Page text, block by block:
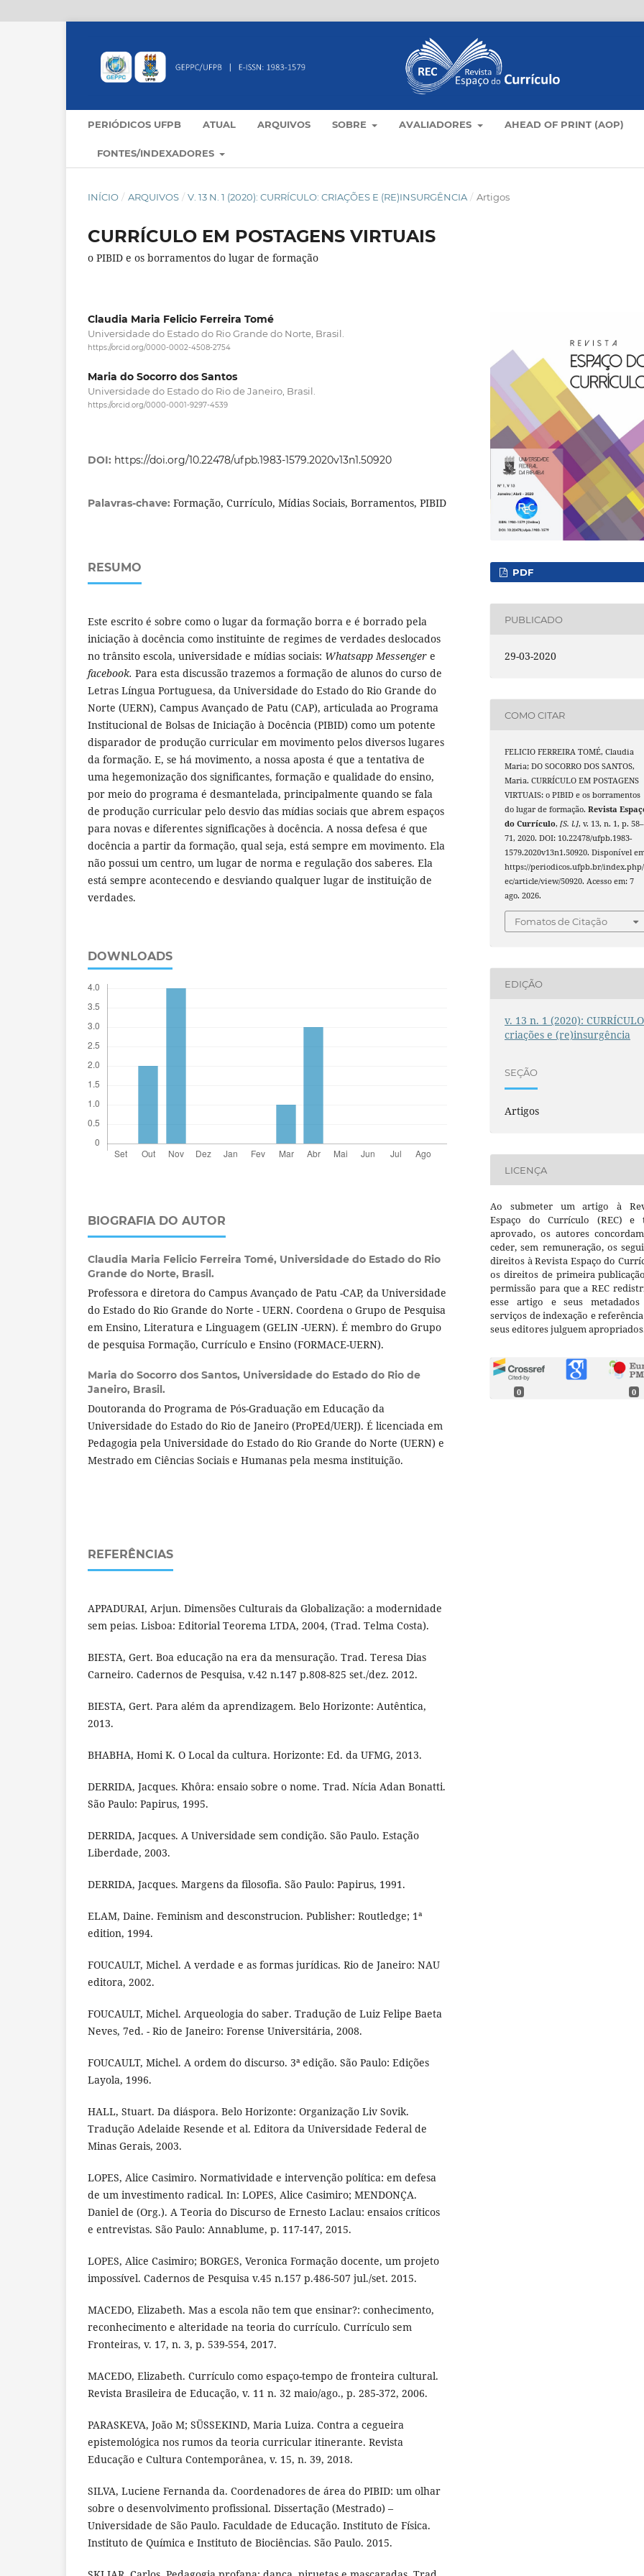
PERIÓDICOS UFPB ATUAL ARQUIVOS SOBRE AVALIADORES AHEAD OF PRINT (AOP)
FONTES/INDEXADORES
INÍCIO / ARQUIVOS / V. 13 N. 1 (2020): CURRÍCULO: CRIAÇÕES E (RE)INSURGÊNCIA / Artigos
CURRÍCULO EM POSTAGENS VIRTUAIS
o PIBID e os borramentos do lugar de formação
Claudia Maria Felicio Ferreira Tomé
Universidade do Estado do Rio Grande do Norte, Brasil.
https://orcid.org/0000-0002-4508-2754
Maria do Socorro dos Santos
Universidade do Estado do Rio de Janeiro, Brasil.
https://orcid.org/0000-0001-9297-4539
DOI: https://doi.org/10.22478/ufpb.1983-1579.2020v13n1.50920
Palavras-chave: Formação, Currículo, Mídias Sociais, Borramentos, PIBID
RESUMO
Este escrito é sobre como o lugar da formação borra e é borrado pela
iniciação à docência como instituinte de regimes de verdades deslocados
no trânsito escola, universidade e mídias sociais: Whatsapp Messenger e
facebook. Para esta discussão trazemos a formação de alunos do curso de
Letras Língua Portuguesa, da Universidade do Estado do Rio Grande do
Norte (UERN), Campus Avançado de Patu (CAP), articulada ao Programa
Institucional de Bolsas de Iniciação à Docência (PIBID) como um potente
disparador de produção curricular em movimento pelos diversos lugares
da formação. E, se há movimento, a nossa aposta é que a tentativa de
uma hegemonização dos significantes, formação e qualidade do ensino,
por meio do programa é desmantelada, principalmente quando se fala
de produção curricular pelo desvio das mídias sociais que abrem espaços
para novas e diferentes significações à docência. A nossa defesa é que
docência a partir da formação, qual seja, está sempre em movimento. Ela
não possui um centro, um lugar de norma e regulação dos saberes. Ela
está sempre acontecendo e desviando qualquer lugar de instituição de
verdades.
DOWNLOADS
BIOGRAFIA DO AUTOR
Claudia Maria Felicio Ferreira Tomé, Universidade do Estado do Rio
Grande do Norte, Brasil.
Professora e diretora do Campus Avançado de Patu -CAP, da Universidade
do Estado do Rio Grande do Norte - UERN. Coordena o Grupo de Pesquisa
em Ensino, Literatura e Linguagem (GELIN -UERN). É membro do Grupo
de pesquisa Formação, Currículo e Ensino (FORMACE-UERN).
Maria do Socorro dos Santos, Universidade do Estado do Rio de
Janeiro, Brasil.
Doutoranda do Programa de Pós-Graduação em Educação da
Universidade do Estado do Rio de Janeiro (ProPEd/UERJ). É licenciada em
Pedagogia pela Universidade do Estado do Rio Grande do Norte (UERN) e
Mestrado em Ciências Sociais e Humanas pela mesma instituição.
REFERÊNCIAS
APPADURAI, Arjun. Dimensões Culturais da Globalização: a modernidade
sem peias. Lisboa: Editorial Teorema LTDA, 2004, (Trad. Telma Costa).
BIESTA, Gert. Boa educação na era da mensuração. Trad. Teresa Dias
Carneiro. Cadernos de Pesquisa, v.42 n.147 p.808-825 set./dez. 2012.
BIESTA, Gert. Para além da aprendizagem. Belo Horizonte: Autêntica,
2013.
BHABHA, Homi K. O Local da cultura. Horizonte: Ed. da UFMG, 2013.
DERRIDA, Jacques. Khôra: ensaio sobre o nome. Trad. Nícia Adan Bonatti.
São Paulo: Papirus, 1995.
DERRIDA, Jacques. A Universidade sem condição. São Paulo. Estação
Liberdade, 2003.
DERRIDA, Jacques. Margens da filosofia. São Paulo: Papirus, 1991.
ELAM, Daine. Feminism and desconstrucion. Publisher: Routledge; 1ª
edition, 1994.
FOUCAULT, Michel. A verdade e as formas jurídicas. Rio de Janeiro: NAU
editora, 2002.
FOUCAULT, Michel. Arqueologia do saber. Tradução de Luiz Felipe Baeta
Neves, 7ed. - Rio de Janeiro: Forense Universitária, 2008.
FOUCAULT, Michel. A ordem do discurso. 3ª edição. São Paulo: Edições
Layola, 1996.
HALL, Stuart. Da diáspora. Belo Horizonte: Organização Liv Sovik.
Tradução Adelaide Resende et al. Editora da Universidade Federal de
Minas Gerais, 2003.
LOPES, Alice Casimiro. Normatividade e intervenção política: em defesa
de um investimento radical. In: LOPES, Alice Casimiro; MENDONÇA.
Daniel de (Org.). A Teoria do Discurso de Ernesto Laclau: ensaios críticos
e entrevistas. São Paulo: Annablume, p. 117-147, 2015.
LOPES, Alice Casimiro; BORGES, Veronica Formação docente, um projeto
impossível. Cadernos de Pesquisa v.45 n.157 p.486-507 jul./set. 2015.
MACEDO, Elizabeth. Mas a escola não tem que ensinar?: conhecimento,
reconhecimento e alteridade na teoria do currículo. Currículo sem
Fronteiras, v. 17, n. 3, p. 539-554, 2017.
MACEDO, Elizabeth. Currículo como espaço-tempo de fronteira cultural.
Revista Brasileira de Educação, v. 11 n. 32 maio/ago., p. 285-372, 2006.
PARASKEVA, João M; SÜSSEKIND, Maria Luiza. Contra a cegueira
epistemológica nos rumos da teoria curricular itinerante. Revista
Educação e Cultura Contemporânea, v. 15, n. 39, 2018.
SILVA, Luciene Fernanda da. Coordenadores de área do PIBID: um olhar
sobre o desenvolvimento profissional. Dissertação (Mestrado) –
Universidade de São Paulo. Faculdade de Educação. Instituto de Física.
Instituto de Química e Instituto de Biociências. São Paulo. 2015.
PDF
PUBLICADO
29-03-2020
COMO CITAR
FELICIO FERREIRA TOMÉ, Claudia
Maria; DO SOCORRO DOS SANTOS,
Maria. CURRÍCULO EM POSTAGENS
VIRTUAIS: o PIBID e os borramentos
do lugar de formação.Revista
do Currículo,[S. l.], v. 13, n. 1, p. 58–
71, 2020. DOI: 10.22478/ufpb.1983-
1579.2020v13n1.50920. Disponível
https://periodicos.ufpb.br/
ec/article/view/50920. Acesso em: 7
ago. 2026.
Fomatos de Citação
EDIÇÃO
v. 13 n. 1 (2020):
criações e (re)insurgência
SEÇÃO
Artigos
LICENÇA
Ao submeter um artigo à
Espaço do Currículo (REC) e
aprovado, os autores
ceder, sem remuneração, os
direitos à Revista Espaço do
os direitos de primeira
permissão para que a REC
esse artigo e seus metadados
serviços de indexação e
seus editores julguem
0 0